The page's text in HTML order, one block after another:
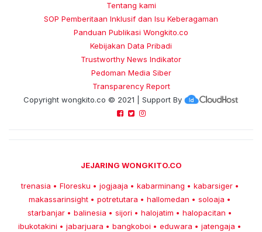
Tentang kami
SOP Pemberitaan Inklusif dan Isu Keberagaman
Panduan Publikasi Wongkito.co
Kebijakan Data Pribadi
Trustworthy News Indikator
Pedoman Media Siber
Transparency Report
Copyright wongkito.co © 2021 | Support By
JEJARING WONGKITO.CO
trenasia • Floresku • jogjaaja • kabarminang • kabarsiger •
makassarinsight • potretutara • hallomedan • soloaja •
starbanjar • balinesia • sijori • halojatim • halopacitan •
ibukotakini • jabarjuara • bangkoboi • eduwara • jatengaja •